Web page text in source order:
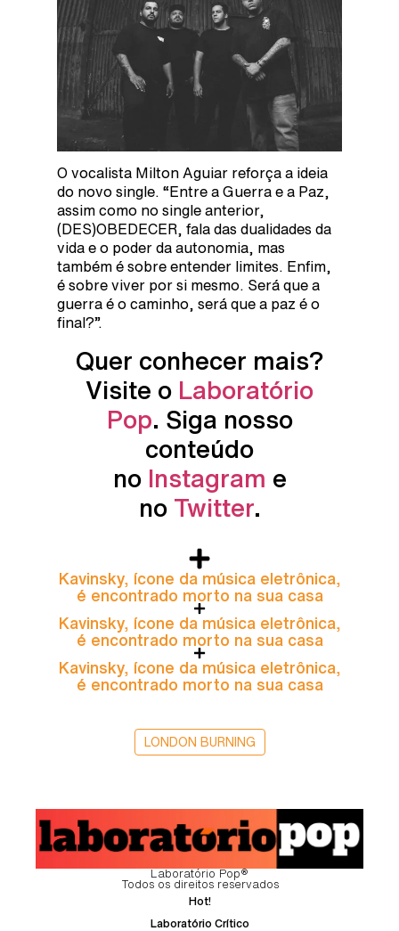
O vocalista Milton Aguiar reforça a ideia
do novo single. “Entre a Guerra e a Paz,
assim como no single anterior,
(DES)OBEDECER, fala das dualidades da
vida e o poder da autonomia, mas
também é sobre entender limites. Enfim,
é sobre viver por si mesmo. Será que a
guerra é o caminho, será que a paz é o
final?”.
Quer conhecer mais?
Visite o Laboratório
Pop. Siga nosso
conteúdo
no Instagram e
no Twitter.
Kavinsky, ícone da música eletrônica,
é encontrado morto na sua casa
Kavinsky, ícone da música eletrônica,
é encontrado morto na sua casa
Kavinsky, ícone da música eletrônica,
é encontrado morto na sua casa
LONDON BURNING
Laboratório Pop®
Todos os direitos reservados
Hot!
Laboratório Crítico